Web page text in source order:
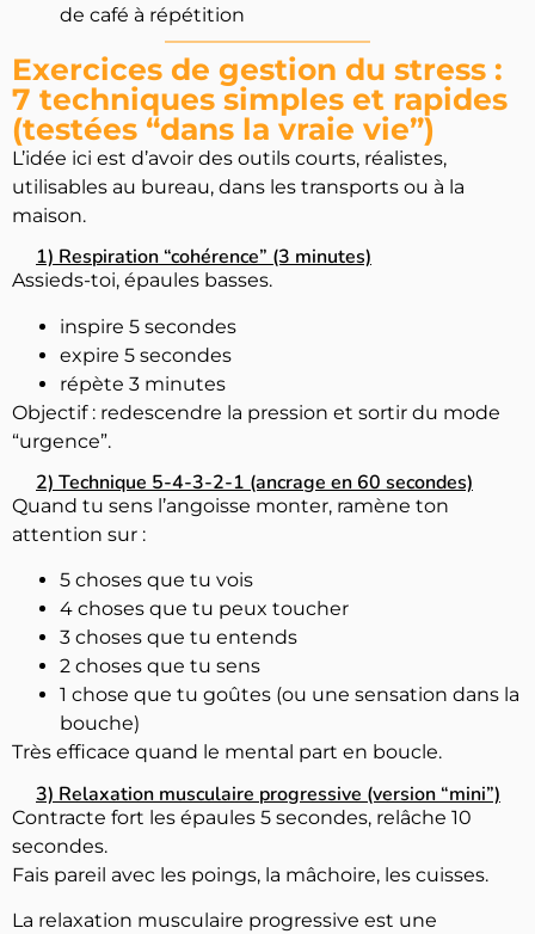
de café à répétition
Exercices de gestion du stress :
7 techniques simples et rapides
(testées “dans la vraie vie”)
L’idée ici est d’avoir des outils courts, réalistes,
utilisables au bureau, dans les transports ou à la
maison.
1) Respiration “cohérence” (3 minutes)
Assieds-toi, épaules basses.
inspire 5 secondes
expire 5 secondes
répète 3 minutes
Objectif : redescendre la pression et sortir du mode
“urgence”.
2) Technique 5-4-3-2-1 (ancrage en 60 secondes)
Quand tu sens l’angoisse monter, ramène ton
attention sur :
5 choses que tu vois
4 choses que tu peux toucher
3 choses que tu entends
2 choses que tu sens
1 chose que tu goûtes (ou une sensation dans la
bouche)
Très efficace quand le mental part en boucle.
3) Relaxation musculaire progressive (version “mini”)
Contracte fort les épaules 5 secondes, relâche 10
secondes.
Fais pareil avec les poings, la mâchoire, les cuisses.
La relaxation musculaire progressive est une